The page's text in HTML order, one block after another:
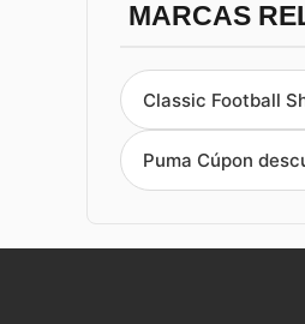
MARCAS
Classic Football
Puma Cúpon